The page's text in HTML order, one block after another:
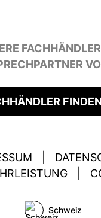
FINDEN
Schweiz